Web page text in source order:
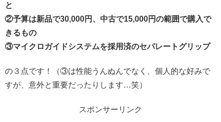
と
②予算は新品で30,000円、中古で15,000円の範囲で購入で
きるもの
③マイクロガイドシステムを採用済のセパレートグリップ
の３点です！（③は性能うんぬんでなく、個人的な好みで
すが、意外と重要だったりします…笑）
スポンサーリンク